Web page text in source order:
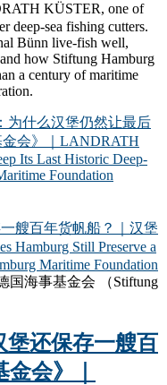
KÜSTER, one of
deep-sea fishing cutters.
Bünn live-fish well,
how Stiftung Hamburg
a century of maritime
为什么汉堡仍然让最后
会》｜LANDRATH
Its Last Historic Deep-
Foundation
国海事基金会 （Stiftung
堡还保存一艘百
会》｜